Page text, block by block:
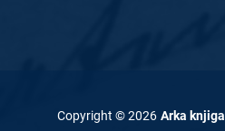
Copyright ©2026 Arka knjiga